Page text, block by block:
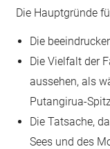
Die Hauptgründe
Die
Die Vielfalt der
aussehen, als
Putangirua-
Die Tatsache,
Sees und des